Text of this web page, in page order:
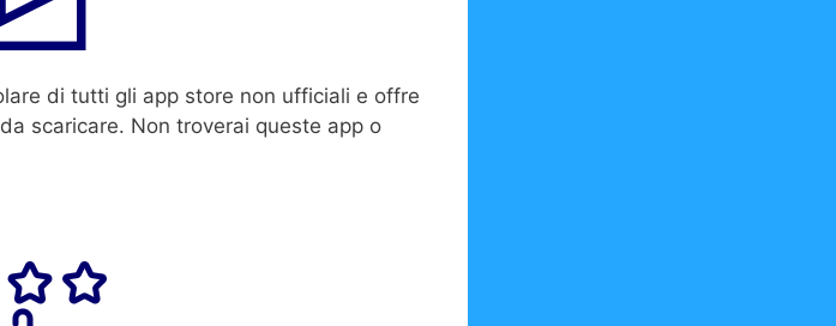
di tutti gli app store non ufficiali e offre
scaricare. Non troverai queste app o